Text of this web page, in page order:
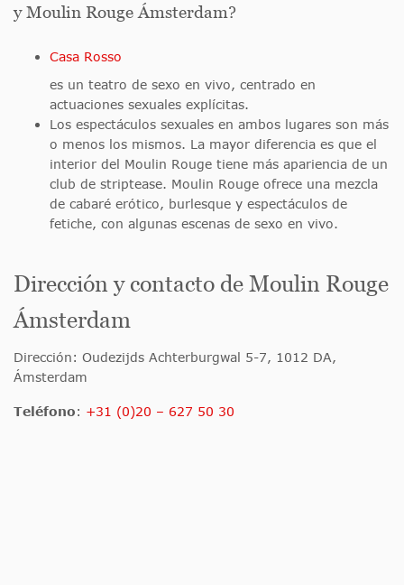
y Moulin Rouge Ámsterdam?
Casa Rosso
es un teatro de sexo en vivo, centrado en
actuaciones sexuales explícitas.
Los espectáculos sexuales en ambos lugares son más
o menos los mismos. La mayor diferencia es que el
interior del Moulin Rouge tiene más apariencia de un
club de striptease. Moulin Rouge ofrece una mezcla
de cabaré erótico, burlesque y espectáculos de
fetiche, con algunas escenas de sexo en vivo.
Dirección y contacto de Moulin Rouge
Ámsterdam
Dirección: Oudezijds Achterburgwal 5-7, 1012 DA,
Ámsterdam
Teléfono: +31 (0)20 – 627 50 30